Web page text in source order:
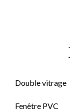
Double vitrage
Fenêtre PVC